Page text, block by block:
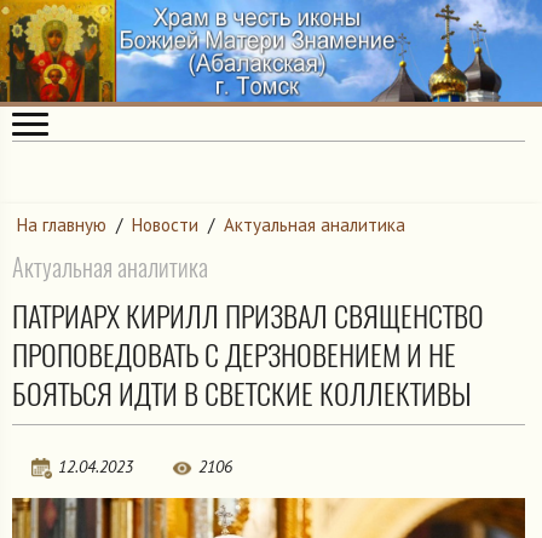
На главную / Новости / Актуальная аналитика
Актуальная аналитика
ПАТРИАРХ КИРИЛЛ ПРИЗВАЛ СВЯЩЕНСТВО
ПРОПОВЕДОВАТЬ С ДЕРЗНОВЕНИЕМ И НЕ
БОЯТЬСЯ ИДТИ В СВЕТСКИЕ КОЛЛЕКТИВЫ
12.04.2023 2106